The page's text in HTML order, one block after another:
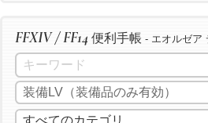
FFXIV / FF14 便利手帳 - エオルゼア